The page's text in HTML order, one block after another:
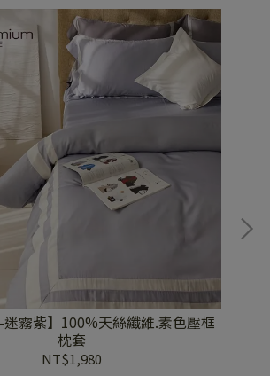
-迷霧紫】100%天絲纖維.素色壓框
枕套
NT$1,980